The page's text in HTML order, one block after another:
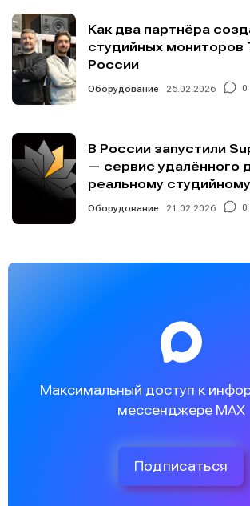
Как два партнёра
студийных мониторов
России
Оборудование 26.02.2026 0
В России запустили
— сервис удалённого
реальному
Оборудование 21.02.2026 0
Максимальный доступ к
мессенджере MAX
Подписаться